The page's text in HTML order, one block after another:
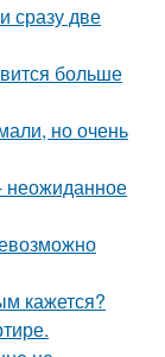
сразу две
больше
но очень
неожиданное
кажется?